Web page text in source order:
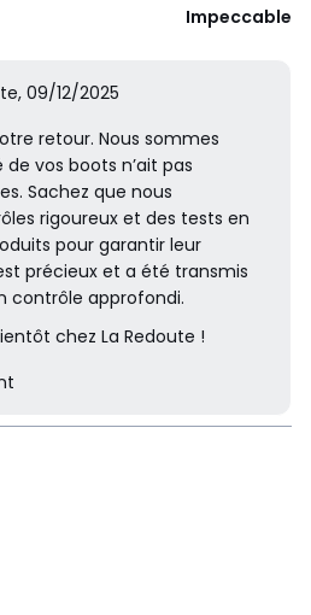
Impeccable
09/12/2025
retour. Nous sommes
vos boots n’ait pas
Sachez que nous
rigoureux et des tests en
pour garantir leur
précieux et a été transmis
contrôle approfondi.
chez La Redoute !